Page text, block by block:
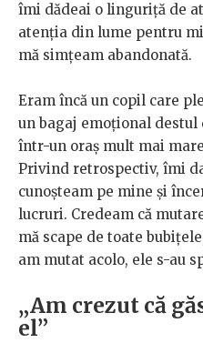
îmi dădeai o linguriță de
atenția din lume pentru
mă simțeam abandonată.
Eram încă un copil care
un bagaj emoțional destul
într-un oraș mult mai
Privind retrospectiv, îmi
cunoșteam pe mine și
lucruri. Credeam că
mă scape de toate
am mutat acolo, ele s-au
„Am crezut că
el”